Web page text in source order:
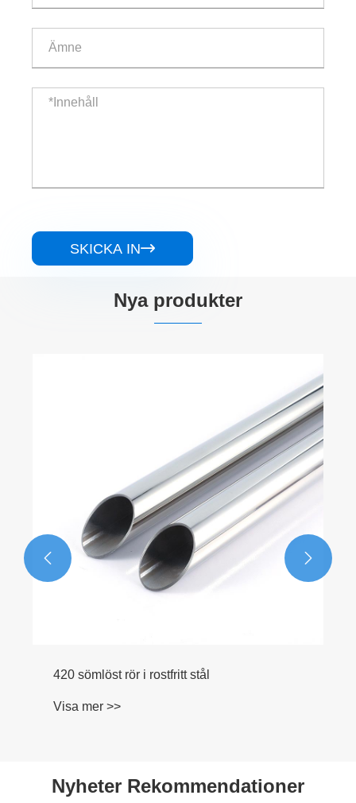
SKICKA IN
Nya produkter
420 sömlöst rör i rostfritt stål
Visa mer >>
 
Nyheter Rekommendationer